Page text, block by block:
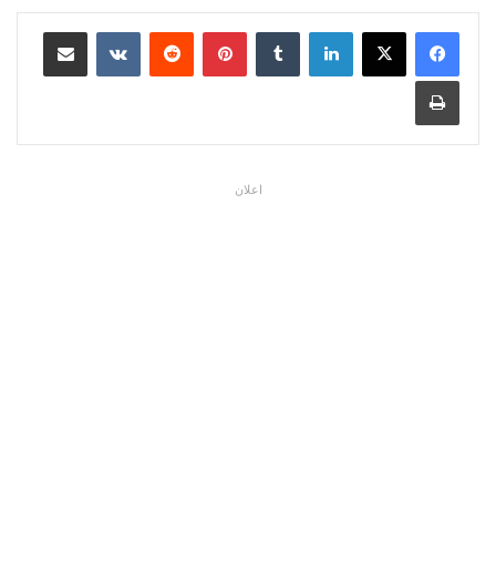
لينكدإن بينتيريست مشاركة عبر البريد
طباعة
اعلان